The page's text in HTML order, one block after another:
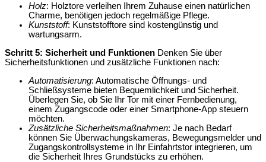
Holz: Holztore verleihen Ihrem Zuhause einen natürlichen
Charme, benötigen jedoch regelmäßige Pflege.
Kunststoff: Kunststofftore sind kostengünstig und
wartungsarm.
Schritt 5: Sicherheit und Funktionen Denken Sie über
Sicherheitsfunktionen und zusätzliche Funktionen nach:
Automatisierung: Automatische Öffnungs- und
Schließsysteme bieten Bequemlichkeit und Sicherheit.
Überlegen Sie, ob Sie Ihr Tor mit einer Fernbedienung,
einem Zugangscode oder einer Smartphone-App steuern
möchten.
Zusätzliche Sicherheitsmaßnahmen: Je nach Bedarf
können Sie Überwachungskameras, Bewegungsmelder und
Zugangskontrollsysteme in Ihr Einfahrtstor integrieren, um
die Sicherheit Ihres Grundstücks zu erhöhen.